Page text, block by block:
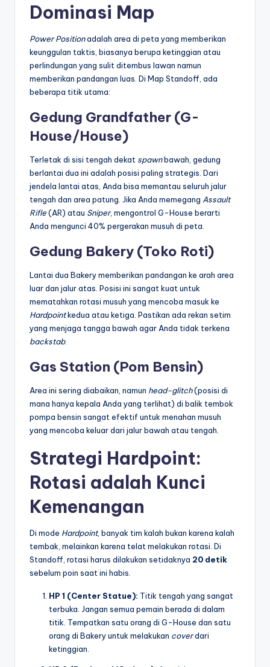
Dominasi Map
Power Positionadalah area di peta yang memberikan
keunggulan taktis, biasanya berupa ketinggian atau
perlindungan yang sulit ditembus lawan namun
memberikan pandangan luas. Di Map Standoff, ada
beberapa titik utama:
Gedung Grandfather (G-
House/House)
Terletak di sisi tengah dekat spawnbawah, gedung
berlantai dua ini adalah posisi paling strategis. Dari
jendela lantai atas, Anda bisa memantau seluruh jalur
tengah dan area patung. Jika Anda memegang Assault
Rifle(AR) atau Sniper, mengontrol G-House berarti
Anda mengunci 40% pergerakan musuh di peta.
Gedung Bakery (Toko Roti)
Lantai dua Bakery memberikan pandangan ke arah area
luar dan jalur atas. Posisi ini sangat kuat untuk
mematahkan rotasi musuh yang mencoba masuk ke
Hardpointkedua atau ketiga. Pastikan ada rekan setim
yang menjaga tangga bawah agar Anda tidak terkena
backstab.
Gas Station (Pom Bensin)
Area ini sering diabaikan, namun head-glitch(posisi di
mana hanya kepala Anda yang terlihat) di balik tembok
pompa bensin sangat efektif untuk menahan musuh
yang mencoba keluar dari jalur bawah atau tengah.
Strategi Hardpoint:
Rotasi adalah Kunci
Kemenangan
Di mode Hardpoint, banyak tim kalah bukan karena kalah
tembak, melainkan karena telat melakukan rotasi. Di
Standoff, rotasi harus dilakukan setidaknya 20 detik
sebelum poin saat ini habis.
HP 1 (Center Statue): Titik tengah yang sangat
terbuka. Jangan semua pemain berada di dalam
titik. Tempatkan satu orang di G-House dan satu
orang di Bakery untuk melakukan coverdari
ketinggian.